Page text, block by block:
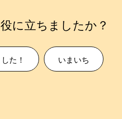
に立ちましたか？
た！ いまいち